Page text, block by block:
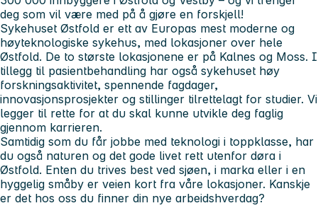
deg som vil være med på å gjøre en forskjell!
Sykehuset Østfold er ett av Europas mest moderne og
høyteknologiske sykehus, med lokasjoner over hele
Østfold. De to største lokasjonene er på Kalnes og Moss. I
tillegg til pasientbehandling har også sykehuset høy
forskningsaktivitet, spennende fagdager,
innovasjonsprosjekter og stillinger tilrettelagt for studier. Vi
legger til rette for at du skal kunne utvikle deg faglig
gjennom karrieren.
Samtidig som du får jobbe med teknologi i toppklasse, har
du også naturen og det gode livet rett utenfor døra i
Østfold. Enten du trives best ved sjøen, i marka eller i en
hyggelig småby er veien kort fra våre lokasjoner. Kanskje
er det hos oss du finner din nye arbeidshverdag?